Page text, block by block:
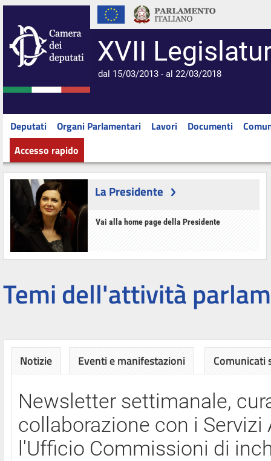
XVII
dal 15/03/2013 - al 22/03/2018
Deputati Organi Parlamentari Lavori Documenti
Accesso rapido
La Presidente
Vai alla home page della Presidente
Temi dell'attività
Notizie Eventi e manifestazioni Comunicati
Newsletter settimanale,
collaborazione con i
l'Ufficio Commissioni di